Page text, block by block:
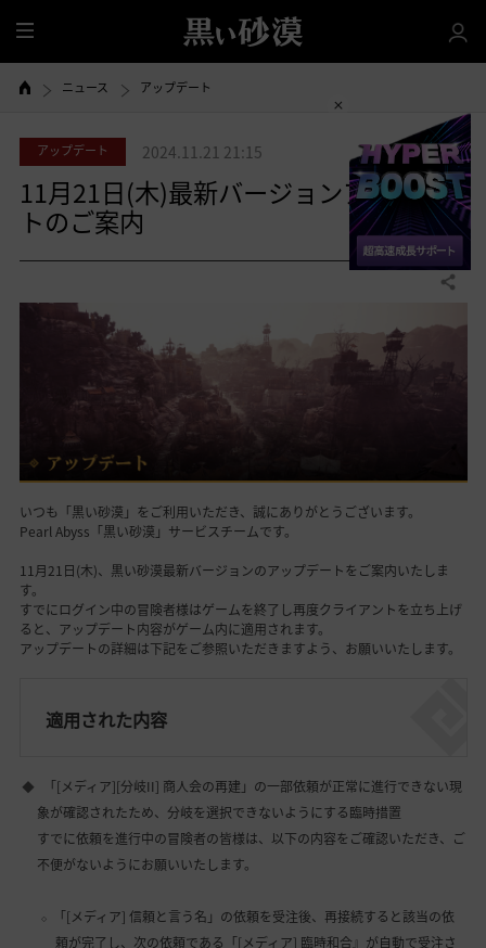
全
体
ニュース アップデート
アップデート 2024.11.21 21:15
11月21日(木)最新バージョンアップデー
トのご案内
共有する
いつも「黒い砂漠」をご利用いただき、誠にありがとうございます。
Pearl Abyss「黒い砂漠」サービスチームです。
11月21日(木)、黒い砂漠最新バージョンのアップデートをご案内いたしま
す。
すでにログイン中の冒険者様はゲームを終了し再度クライアントを立ち上げ
ると、アップデート内容がゲーム内に適用されます。
アップデートの詳細は下記をご参照いただきますよう、お願いいたします。
適用された内容
「[メディア][分岐II] 商人会の再建」の一部依頼が正常に進行できない現
象が確認されたため、分岐を選択できないようにする臨時措置
すでに依頼を進行中の冒険者の皆様は、以下の内容をご確認いただき、ご
不便がないようにお願いいたします。
「[メディア] 信頼と言う名」の依頼を受注後、再接続すると該当の依
頼が完了し、次の依頼である「[メディア] 臨時和合』が自動で受注さ